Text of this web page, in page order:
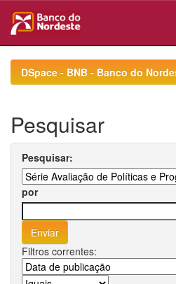
navigationDSpace - BNB - Banco do
Pesquisar
Pesquisar:
por
Filtros correntes: